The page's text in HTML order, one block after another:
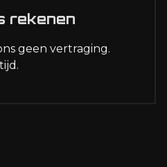
rekenen
geen vertraging.